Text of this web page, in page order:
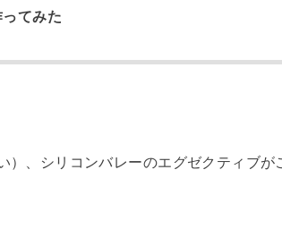
てみた
）、シリコンバレーのエグゼクティブが